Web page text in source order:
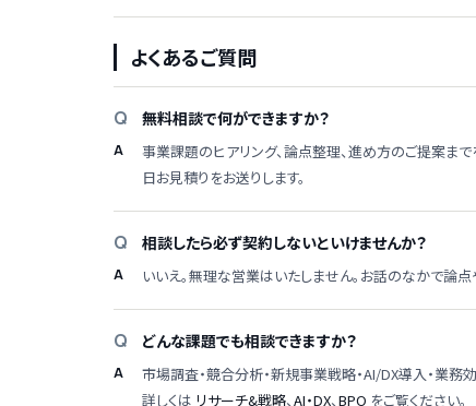
よくあるご質問
無料相談で何ができますか？
事業課題のヒアリング、論点整理、進め方のご提案ま
日お見積りをお送りします。
相談したら必ず契約しないといけませんか？
いいえ。無理な営業はいたしません。お話のなかで論
どんな課題でも相談できますか？
市場調査・競合分析・新規事業戦略・AI/DX導入・業務
詳しくは リサーチ&戦略、AI・DX、BPO をご覧ください。